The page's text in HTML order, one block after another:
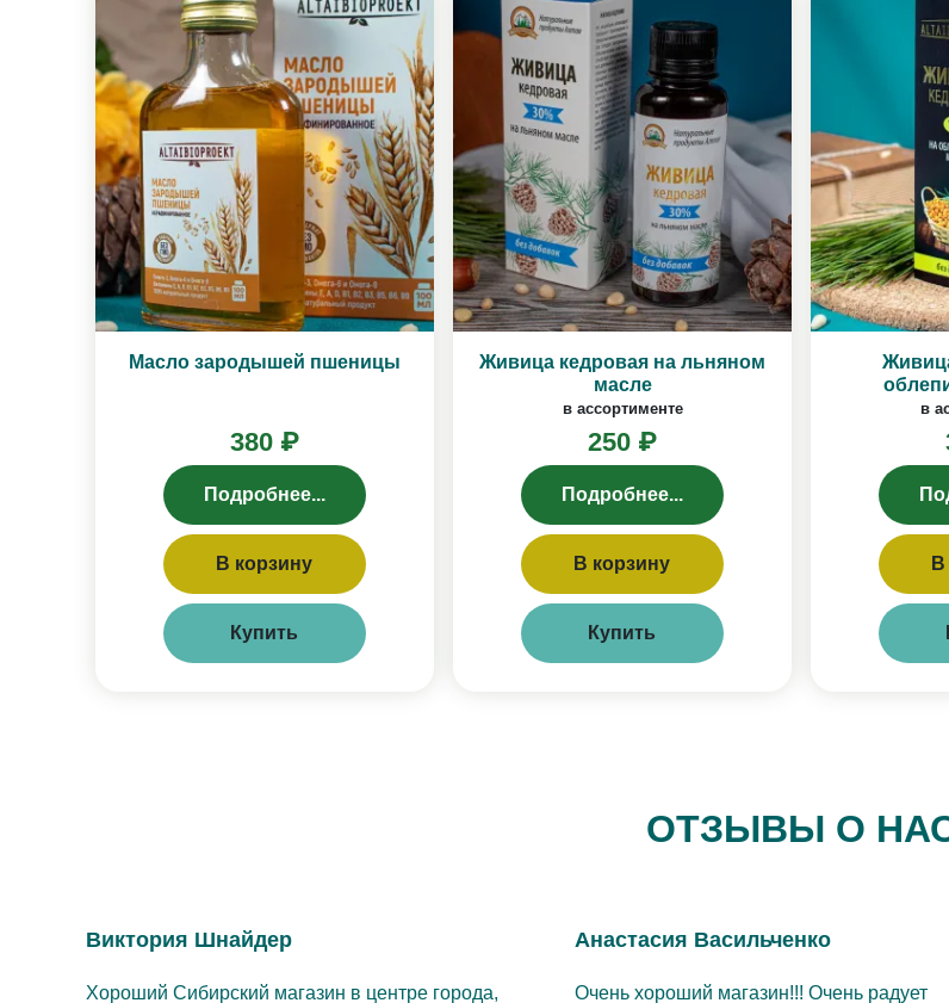
Масло зародышей пшеницы
380 ₽
Подробнее...
В корзину
Купить
Живица кедровая на льняном
масле
в ассортименте
250 ₽
Подробнее...
В корзину
Купить
в
В
ОТЗЫВЫ О
Виктория Шнайдер
Хороший Сибирский магазин в центре города,
Анастасия Васильченко
Очень хороший магазин!!! Очень радует